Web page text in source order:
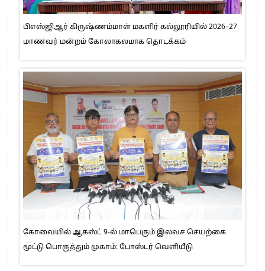
பிஎஸ்ஜிஆர் கிருஷ்ணம்மாள் மகளிர் கல்லூரியில் 2026–27
மாணவர் மன்றம் கோலாகலமாக தொடக்கம்
கோவையில் ஆகஸ்ட் 9-ல் மாபெரும் இலவச செயற்கை
மூட்டு பொருத்தும் முகாம்: போஸ்டர் வெளியீடு